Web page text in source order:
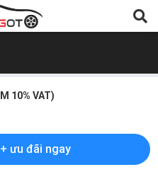
10% VAT)
ưu đãi ngay